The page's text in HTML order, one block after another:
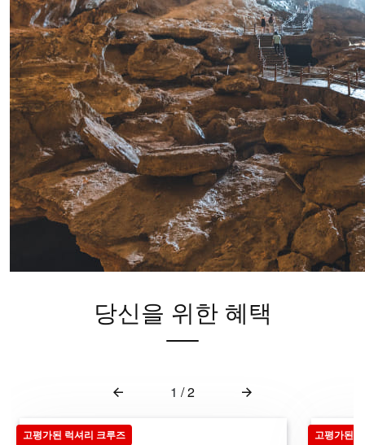
당신을 위한 혜택
1 /2
고평가된 럭셔리 크루즈 고평가된